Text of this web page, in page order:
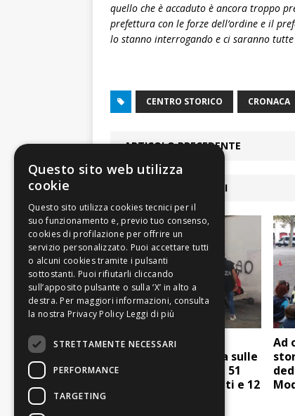
quello che è accaduto è ancora troppo
prefettura con le forze dell’ordine e il
lo stanno interrogando e ci saranno
CENTRO STORICO CRONACA
ARTICOLO PRECEDENTE
ARTICOLI COLLEGATI
Baby gang: chiuse le
indagini della polizia sulle
azioni di due gruppi, 51
minorenni identificati e 12
Ad
Questo sito web utilizza
cookie
Leggi di più
STRETTAMENTE NECESSARI
PERFORMANCE
TARGETING